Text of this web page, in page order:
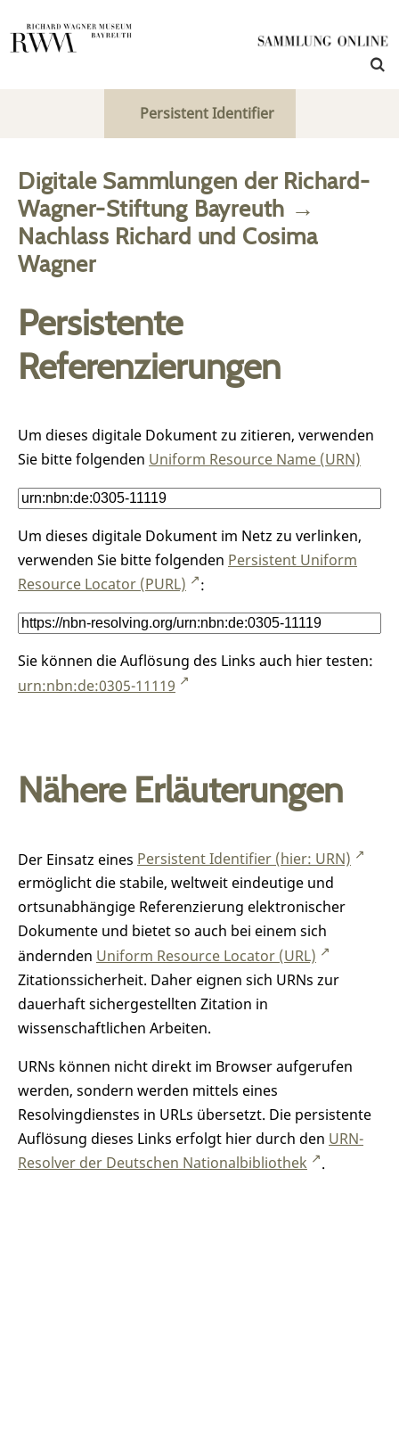
Persistent Identifier
Digitale Sammlungen der Richard-
Wagner-Stiftung Bayreuth →
Nachlass Richard und Cosima
Wagner
Persistente
Referenzierungen
Um dieses digitale Dokument zu zitieren, verwenden
Sie bitte folgenden Uniform Resource Name (URN)
Um dieses digitale Dokument im Netz zu verlinken,
verwenden Sie bitte folgenden Persistent Uniform
Resource Locator (PURL)
:
Sie können die Auflösung des Links auch hier testen:
urn:nbn:de:0305-11119
Nähere Erläuterungen
Der Einsatz eines Persistent Identifier (hier: URN)
ermöglicht die stabile, weltweit eindeutige und
ortsunabhängige Referenzierung elektronischer
Dokumente und bietet so auch bei einem sich
ändernden Uniform Resource Locator (URL)
Zitationssicherheit. Daher eignen sich URNs zur
dauerhaft sichergestellten Zitation in
wissenschaftlichen Arbeiten.
URNs können nicht direkt im Browser aufgerufen
werden, sondern werden mittels eines
Resolvingdienstes in URLs übersetzt. Die persistente
Auflösung dieses Links erfolgt hier durch den URN-
Resolver der Deutschen Nationalbibliothek
.